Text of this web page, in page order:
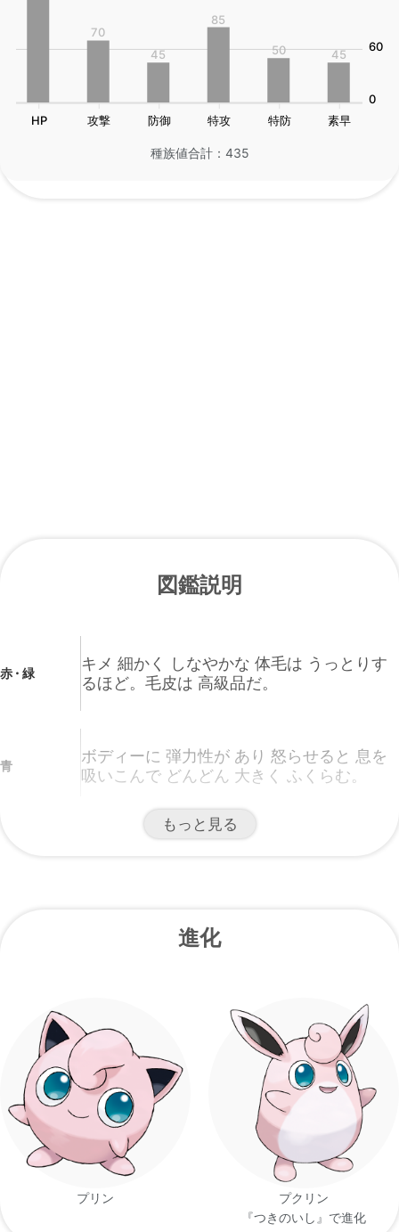
HP 攻撃 防御 特攻 特防 素早
70
45
85
50 45
60
0
種族値合計：435
図鑑説明
赤・緑
キメ 細かく しなやかな 体毛は うっとりす
るほど。毛皮は 高級品だ。
青
ボディーに 弾力性が あり 怒らせると 息を
吸いこんで どんどん 大きく ふくらむ。
毛皮は 高級品に なるくらい しなやかで き
2匹 寄り添いあうと お互いの 毛皮が 気持ち
良すぎて 離れられなく なってしまう。
キメ細やかな 毛皮の 持ち主。怒らせると ど
んどん 膨らみ のしかかってくるので 注意。
もっと見る
進化
プリン
プクリン
『つきのいし』で進化